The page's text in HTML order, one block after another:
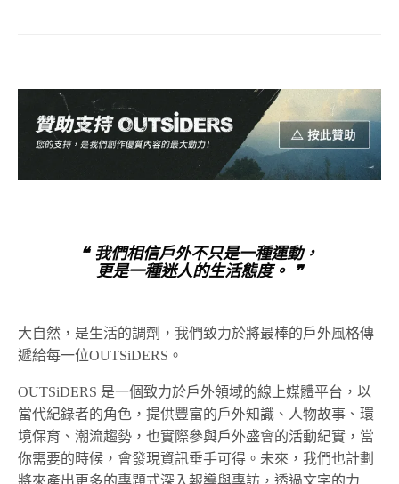
❝ 我們相信戶外不只是一種運動，
更是一種迷人的生活態度。 ❞
大自然，是生活的調劑，我們致力於將最棒的戶外風格傳
遞給每一位OUTSiDERS。
OUTSiDERS 是一個致力於戶外領域的線上媒體平台，以
當代紀錄者的角色，提供豐富的戶外知識、人物故事、環
境保育、潮流趨勢，也實際參與戶外盛會的活動紀實，當
你需要的時候，會發現資訊垂手可得。未來，我們也計劃